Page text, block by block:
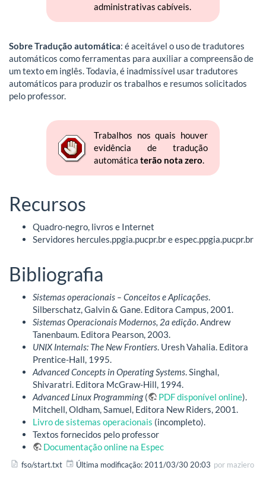
administrativas cabíveis.
Sobre Tradução automática: é aceitável o uso de tradutores
automáticos como ferramentas para auxiliar a compreensão de
um texto em inglês. Todavia, é inadmissível usar tradutores
automáticos para produzir os trabalhos e resumos solicitados
pelo professor.
Trabalhos nos quais houver
evidência de tradução
automática terão nota zero.
Recursos
Quadro-negro, livros e Internet
Servidores hercules.ppgia.pucpr.br e espec.ppgia.pucpr.br
Bibliografia
Sistemas operacionais – Conceitos e Aplicações.
Silberschatz, Galvin & Gane. Editora Campus, 2001.
Sistemas Operacionais Modernos, 2a edição. Andrew
Tanenbaum. Editora Pearson, 2003.
UNIX Internals: The New Frontiers. Uresh Vahalia. Editora
Prentice-Hall, 1995.
Advanced Concepts in Operating Systems. Singhal,
Shivaratri. Editora McGraw-Hill, 1994.
Advanced Linux Programming( PDF disponível online).
Mitchell, Oldham, Samuel, Editora New Riders, 2001.
Livro de sistemas operacionais (incompleto).
Textos fornecidos pelo professor
Documentação online na Espec
fso/start.txt Última modificação: 2011/03/30 20:03 por maziero